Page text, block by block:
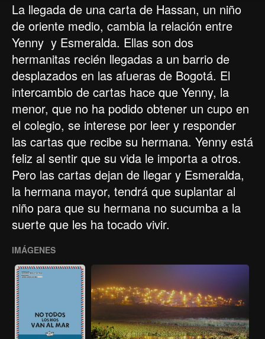
La llegada de una carta de Hassan, un niño
de oriente medio, cambia la relación entre
Yenny y Esmeralda. Ellas son dos
hermanitas recién llegadas a un barrio de
desplazados en las afueras de Bogotá. El
intercambio de cartas hace que Yenny, la
menor, que no ha podido obtener un cupo en
el colegio, se interese por leer y responder
las cartas que recibe su hermana. Yenny está
feliz al sentir que su vida le importa a otros.
Pero las cartas dejan de llegar y Esmeralda,
la hermana mayor, tendrá que suplantar al
niño para que su hermana no sucumba a la
suerte que les ha tocado vivir.
IMÁGENES